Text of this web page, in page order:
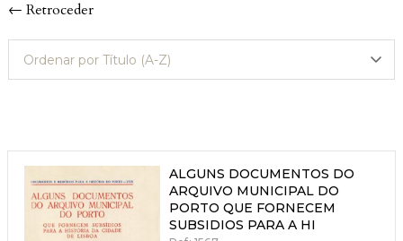
← Retroceder
ALGUNS DOCUMENTOS DO
ARQUIVO MUNICIPAL DO
PORTO QUE FORNECEM
SUBSIDIOS PARA A HI